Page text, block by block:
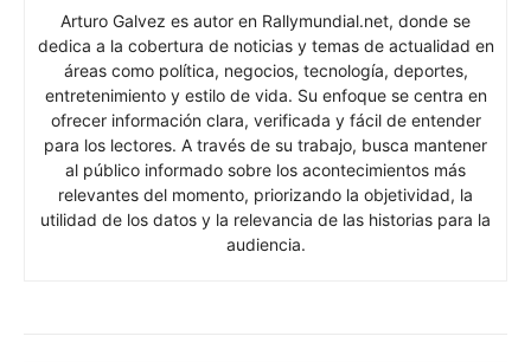
Arturo Galvez es autor en Rallymundial.net, donde se
dedica a la cobertura de noticias y temas de actualidad en
áreas como política, negocios, tecnología, deportes,
entretenimiento y estilo de vida. Su enfoque se centra en
ofrecer información clara, verificada y fácil de entender
para los lectores. A través de su trabajo, busca mantener
al público informado sobre los acontecimientos más
relevantes del momento, priorizando la objetividad, la
utilidad de los datos y la relevancia de las historias para la
audiencia.